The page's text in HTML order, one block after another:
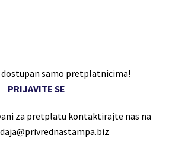
dostupan samo pretplatnicima!
PRIJAVITE SE
za pretplatu kontaktirajte nas na